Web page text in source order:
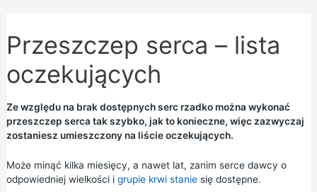
Przeszczep serca – lista
oczekujących
Ze względu na brak dostępnych serc rzadko można wykonać
przeszczep serca tak szybko, jak to konieczne, więc zazwyczaj
zostaniesz umieszczony na liście oczekujących.
Może minąć kilka miesięcy, a nawet lat, zanim serce dawcy o
odpowiedniej wielkości i grupie krwi staniesię dostępne.